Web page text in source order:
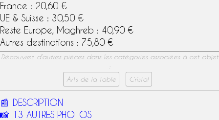
France : 20,60 €
UE & Suisse : 30,50 €
Reste Europe, Maghreb : 40,90 €
Autres destinations : 75,80 €
Découvrez d’autres pièces dans les catégories associées à cet objet
:
Arts de la table
Cristal
📰 DESCRIPTION
📸 13 AUTRES PHOTOS